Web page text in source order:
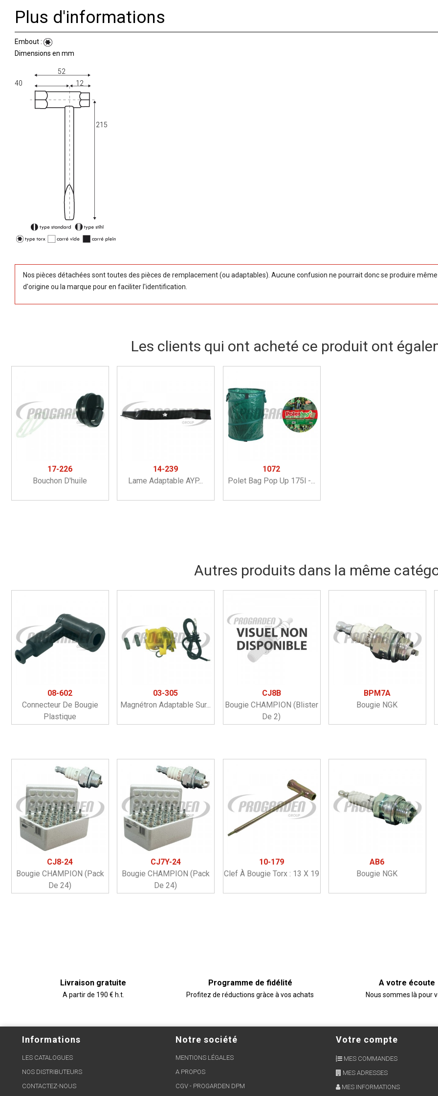
Plus d'informations
Embout :
Dimensions en mm
52
40
12
215
Nos pièces détachées sont toutes des pièces de remplacement (ou adaptables). Aucune confusion ne pourrait donc se produire
d'origine ou la marque pour en faciliter l'identification.
Les clients qui ont acheté ce produit ont
17-226
Bouchon D'huile
14-239
Lame Adaptable AYP...
1072
Polet Bag Pop Up 175l -...
Autres produits dans la même
08-602
Connecteur De Bougie
Plastique
03-305
Magnétron Adaptable Sur...
CJ8B
Bougie CHAMPION (blister
De 2)
BPM7A
Bougie NGK
CJ8-24
Bougie CHAMPION (pack
De 24)
CJ7Y-24
Bougie CHAMPION (pack
De 24)
10-179
Clef À Bougie Torx : 13 X 19
AB6
Bougie NGK
Livraison gratuite
A partir de 190 € h.t.
Programme de fidélité
Profitez de réductions gràce à vos achats
A votre écoute
Nous sommes là pour
Informations
LES CATALOGUES
NOS DISTRIBUTEURS
CONTACTEZ-NOUS
Notre société
MENTIONS LÉGALES
A PROPOS
CGV - PROGARDEN DPM
Votre compte
MES COMMANDES
MES ADRESSES
MES INFORMATIONS